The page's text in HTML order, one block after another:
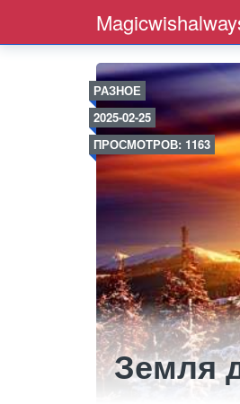
РАЗНОЕ
2025-02-25
ПРОСМОТРОВ: 1163
Земля